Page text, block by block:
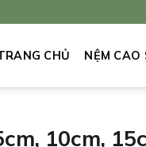
CHỦ NỆM CAO
10cm,